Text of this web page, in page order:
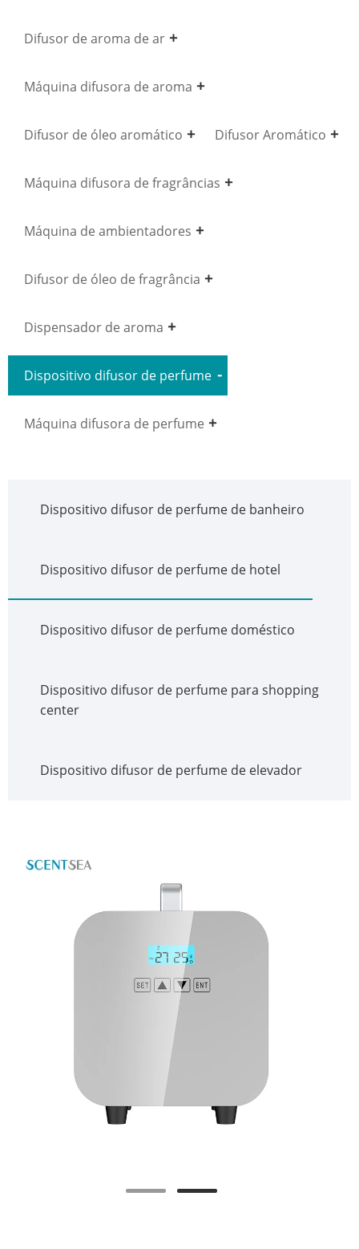
Difusor de aroma de ar
Máquina difusora de aroma
Difusor de óleo aromático Difusor Aromático
Máquina difusora de fragrâncias
Máquina de ambientadores
Difusor de óleo de fragrância
Dispensador de aroma
Dispositivo difusor de perfume
Máquina difusora de perfume
Dispositivo difusor de perfume de banheiro
Dispositivo difusor de perfume de hotel
Dispositivo difusor de perfume doméstico
Dispositivo difusor de perfume para shopping
center
Dispositivo difusor de perfume de elevador